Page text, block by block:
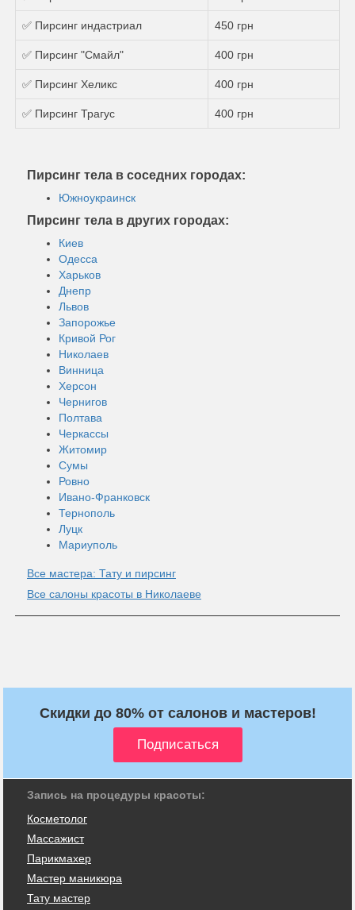
✅ Пирсинг индастриал 450 грн
✅ Пирсинг "Смайл" 400 грн
✅ Пирсинг Хеликс 400 грн
✅ Пирсинг Трагус 400 грн
Пирсинг тела в соседних городах:
Южноукраинск
Пирсинг тела в других городах:
Киев
Одесса
Харьков
Днепр
Львов
Запорожье
Кривой Рог
Николаев
Винница
Херсон
Чернигов
Полтава
Черкассы
Житомир
Сумы
Ровно
Ивано-Франковск
Тернополь
Луцк
Мариуполь
Все мастера: Тату и пирсинг
Все салоны красоты в Николаеве
Скидки до 80% от салонов и мастеров!
Запись на процедуры красоты:
Косметолог
Массажист
Парикмахер
Мастер маникюра
Тату мастер